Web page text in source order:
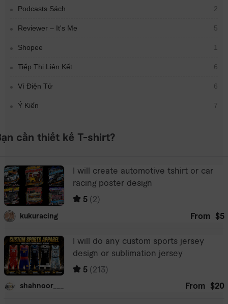
Podcasts Sách 2
Reviewer – It's Me 5
Shopee 1
Tiếp Thị Liên Kết 6
Ví Điện Tử 6
Ý Kiến 7